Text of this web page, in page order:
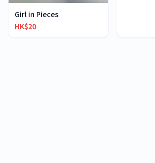
Girl in Pieces
HK$20